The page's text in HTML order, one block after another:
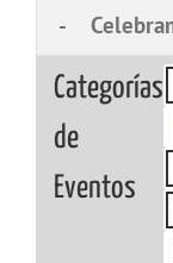
-
Categorías
de
Eventos